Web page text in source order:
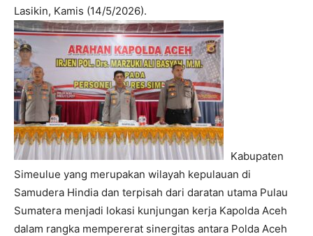
Lasikin, Kamis (14/5/2026).
Kabupaten
Simeulue yang merupakan wilayah kepulauan di
Samudera Hindia dan terpisah dari daratan utama Pulau
Sumatera menjadi lokasi kunjungan kerja Kapolda Aceh
dalam rangka mempererat sinergitas antara Polda Aceh